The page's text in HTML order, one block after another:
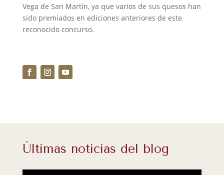
Vega de San Martín, ya que varios de sus quesos han
sido premiados en ediciones anteriores de este
reconocido concurso.
Últimas noticias del blog